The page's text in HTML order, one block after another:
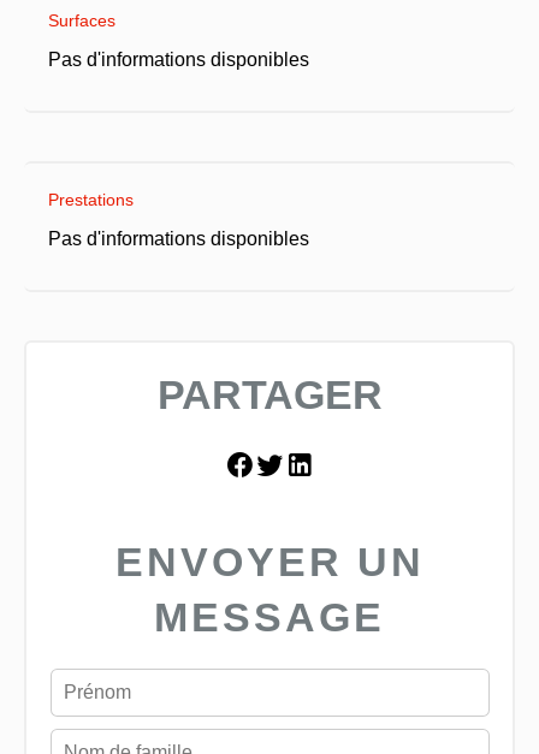
Surfaces
Pas d'informations disponibles
Prestations
Pas d'informations disponibles
PARTAGER
ENVOYER UN
MESSAGE